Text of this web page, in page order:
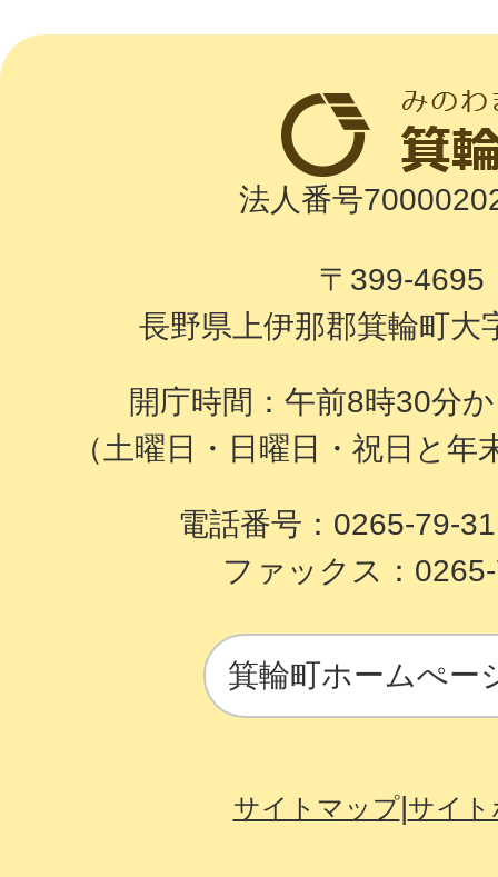
法人番号
〒399-
長野県上伊那郡箕輪町大
開庁時間：午前8時30分
（土曜日・日曜日・祝日と
電話番号：0265-79-
ファックス：
箕輪町ホームぺー
サイトマップ サイ